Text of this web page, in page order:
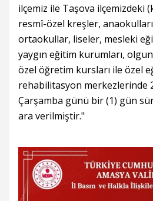
ilçemiz ile Taşova ilçemizdeki
resmî-özel kreşler,
ortaokullar, liseler, mesleki
yaygın eğitim kurumları,
özel öğretim kursları ile özel
rehabilitasyon merkezlerinde
Çarşamba günü bir (1) gün
ara verilmiştir."